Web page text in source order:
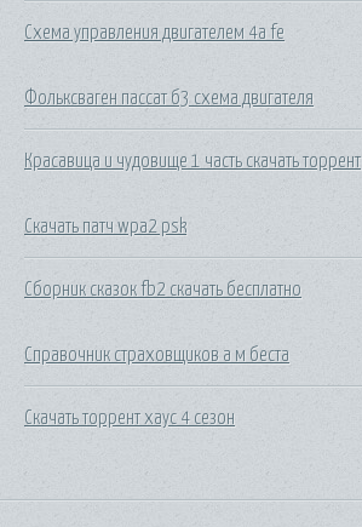
Схема управления двигателем 4a fe
Фольксваген пассат б3 схема двигателя
Красавица и чудовище 1 часть скачать торрент
Скачать патч wpa2 psk
Сборник сказок fb2 скачать бесплатно
Справочник страховщиков а м беста
Скачать торрент хаус 4 сезон